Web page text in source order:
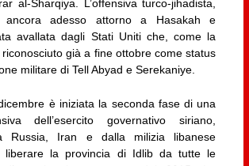
al-Sharqiya. L’offensiva turco-jihadista,
ancora adesso attorno a Hasakah e
avallata dagli Stati Uniti che, come la
già a fine ottobre come status
militare di Tell Abyad e Serekaniye.
è iniziata la seconda fase di una
dell’esercito governativo siriano,
Russia, Iran e dalla milizia libanese
liberare la provincia di Idlib da tutte le